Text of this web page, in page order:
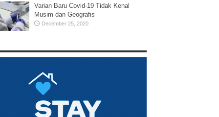
Varian Baru Covid-19 Tidak Kenal
Musim dan Geografis
December 25, 2020